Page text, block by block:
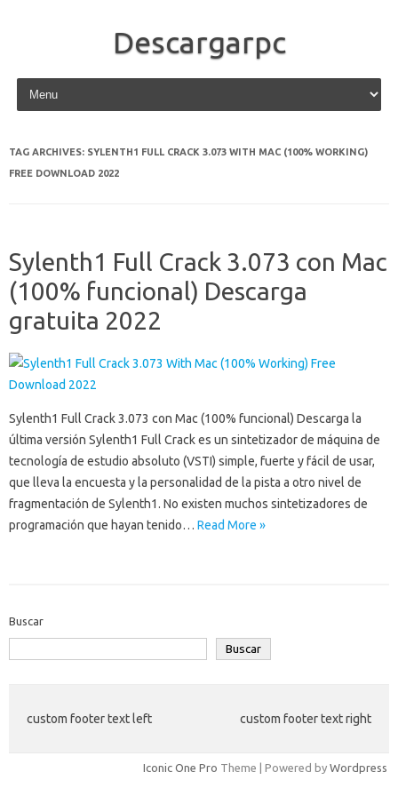
Descargarpc
Skip to content
TAG ARCHIVES: SYLENTH1 FULL CRACK 3.073 WITH MAC (100% WORKING)
FREE DOWNLOAD 2022
Sylenth1 Full Crack 3.073 con Mac
(100% funcional) Descarga
gratuita 2022
Sylenth1 Full Crack 3.073 con Mac (100% funcional) Descarga la
última versión Sylenth1 Full Crack es un sintetizador de máquina de
tecnología de estudio absoluto (VSTI) simple, fuerte y fácil de usar,
que lleva la encuesta y la personalidad de la pista a otro nivel de
fragmentación de Sylenth1. No existen muchos sintetizadores de
programación que hayan tenido… Read More »
Buscar
Buscar
custom footer text left custom footer text right
Iconic One Pro Theme | Powered by Wordpress